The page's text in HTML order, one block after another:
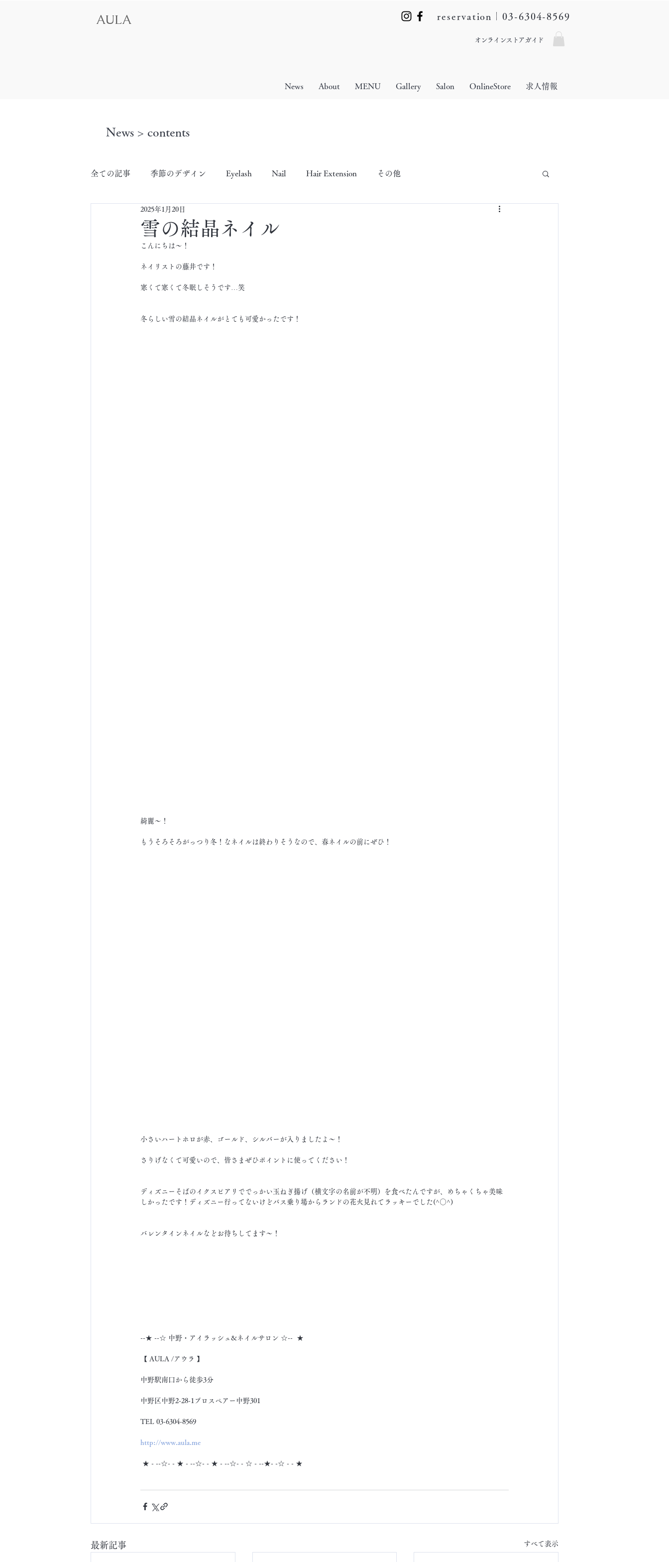
reservation｜03-6304-8569
AULA
オンラインストアガイド
News About MENU Gallery Salon OnlineStore 求人情報
News > contents
全ての記事 季節のデザイン Eyelash Nail Hair Extension その他
雪の結晶ネイル
2025年1月20日
こんにちは～！
ネイリストの藤井です！
寒くて寒くて冬眠しそうです…笑
冬らしい雪の結晶ネイルがとても可愛かったです！
綺麗～！
もうそろそろがっつり冬！なネイルは終わりそうなので、春ネイルの前にぜひ！
小さいハートホロが赤、ゴールド、シルバーが入りましたよ～！
さりげなくて可愛いので、皆さまぜひポイントに使ってください！
ディズニーそばのイクスピアリででっかい玉ねぎ揚げ（横文字の名前が不明）を食べたんですが、めちゃくちゃ美味
しかったです！ディズニー行ってないけどバス乗り場からランドの花火見れてラッキーでした(^○^)
バレンタインネイルなどお待ちしてます～！
--★ --☆ 中野・アイラッシュ&ネイルサロン ☆--  ★
【 AULA /アウラ 】
中野駅南口から徒歩3分
中野区中野2-28-1プロスペアー中野301
TEL 03-6304-8569
http://www.aula.me
★ - --☆- - ★ - --☆- - ★ - --☆- - ☆ - --★- -☆ - - ★
最新記事 すべて表示